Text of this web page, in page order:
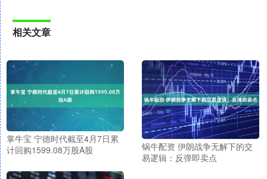
相关文章
掌牛宝 宁德时代截至4月7日累
计回购1599.08万股A股
锅牛配资 伊朗战争无解下的交
易逻辑：反弹即卖点